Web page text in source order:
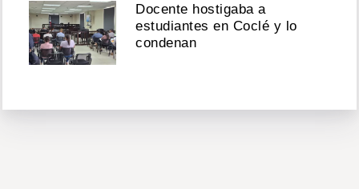
Docente hostigaba a
estudiantes en Coclé y lo
condenan